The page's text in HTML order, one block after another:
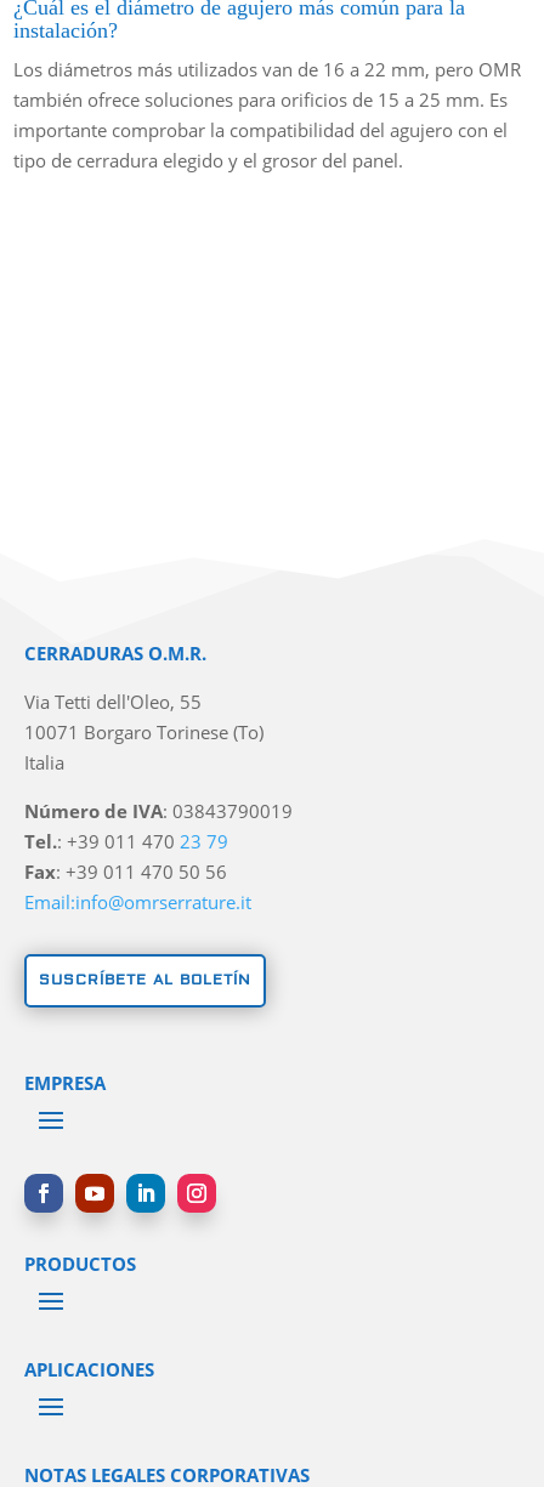
¿Cuál es el diámetro de agujero más común para la
instalación?
Los diámetros más utilizados van de 16 a 22 mm, pero OMR
también ofrece soluciones para orificios de 15 a 25 mm. Es
importante comprobar la compatibilidad del agujero con el
tipo de cerradura elegido y el grosor del panel.
CERRADURAS O.M.R.
Via Tetti dell'Oleo, 55
10071 Borgaro Torinese (To)
Italia
Número de IVA: 03843790019
Tel.: +39 011 470 23 79
Fax: +39 011 470 50 56
Email:info@omrserrature.it
SUSCRÍBETE AL BOLETÍN
EMPRESA
PRODUCTOS
APLICACIONES
NOTAS LEGALES CORPORATIVAS